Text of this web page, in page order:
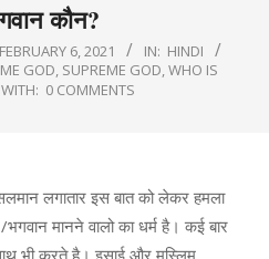
कौन?
FEBRUARY 6, 2021 IN: HINDI
GOD, SUPREME GOD,WHO IS
WITH: 0 COMMENTS
लगातार इस बात को लेकर हमला
मानने वालो का धर्म है। कई बार
भी करते है। इसाई और मुस्लिम्